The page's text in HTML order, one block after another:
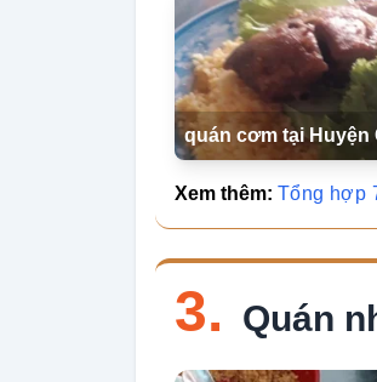
quán cơm tại Huyện
Xem thêm: Tổng hợp
3. Quán